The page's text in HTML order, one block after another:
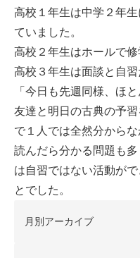
高校１年生は中学２年
ていました。
高校２年生はホールで修
高校３年生は面談と自習
「今日も先週同様、ほ
友達と明日の古典の予
で１人では全然分から
読んだら分かる問題も
は自習ではない活動が
とでした。
月別アーカイブ